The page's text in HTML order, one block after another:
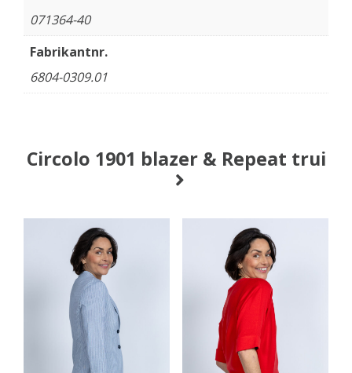
071364-40
Fabrikantnr.
6804-0309.01
Circolo 1901 blazer & Repeat trui